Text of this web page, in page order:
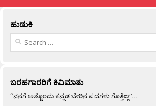
ಹುಡುಕಿ
Search
ಬರಹಗಾರರಿಗೆ ಕಿವಿಮಾತು
“ನನಗೆ ಅಶ್ಟೊಂದು ಕನ್ನಡ ಬೇರಿನ ಪದಗಳು ಗೊತ್ತಿಲ್ಲ”…